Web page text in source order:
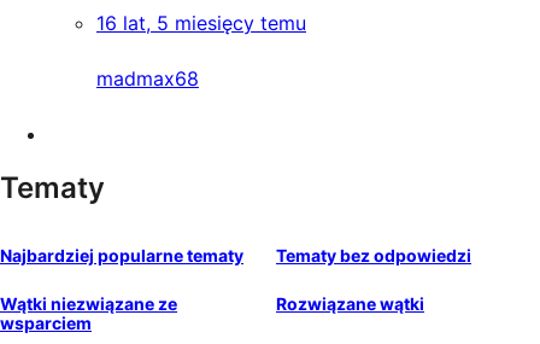
16 lat, 5 miesięcy temu
madmax68
Tematy
Najbardziej popularne tematy Tematy bez odpowiedzi
Wątki niezwiązane ze
wsparciem
Rozwiązane wątki